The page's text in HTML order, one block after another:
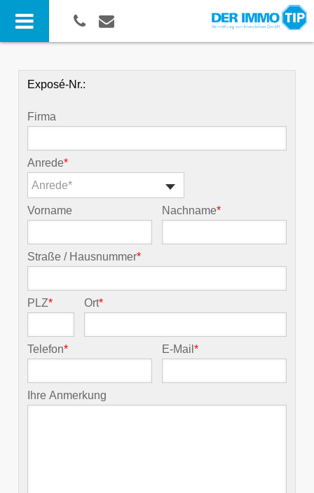
Exposé-Nr.:
Firma
Anrede*
Anrede*
Vorname Nachname*
Straße / Hausnummer*
PLZ* Ort*
Telefon* E-Mail*
Ihre Anmerkung